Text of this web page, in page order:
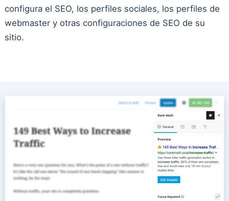
configura el SEO, los perfiles sociales, los perfiles de
webmaster y otras configuraciones de SEO de su
sitio.